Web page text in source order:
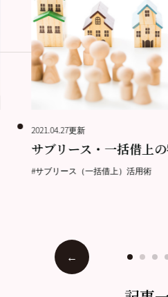
2021.04.27更新
サブリース・一括借上
#サブリース（一括借上）活用術